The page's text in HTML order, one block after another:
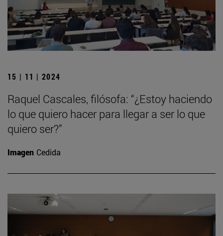
15 | 11 | 2024
Raquel Cascales, filósofa: “¿Estoy haciendo
lo que quiero hacer para llegar a ser lo que
quiero ser?”
Imagen Cedida